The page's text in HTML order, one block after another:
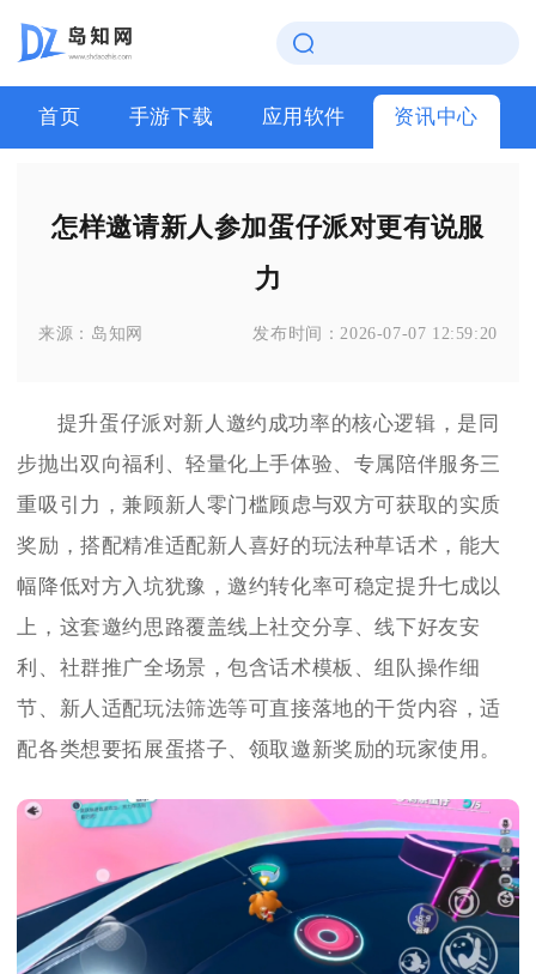
首页 手游下载 应用软件 资讯中心
怎样邀请新人参加蛋仔派对更有说服
力
来源： 岛知网 发布时间： 2026-07-07 12:59:20
提升蛋仔派对新人邀约成功率的核心逻辑，是同
步抛出双向福利、轻量化上手体验、专属陪伴服务三
重吸引力，兼顾新人零门槛顾虑与双方可获取的实质
奖励，搭配精准适配新人喜好的玩法种草话术，能大
幅降低对方入坑犹豫，邀约转化率可稳定提升七成以
上，这套邀约思路覆盖线上社交分享、线下好友安
利、社群推广全场景，包含话术模板、组队操作细
节、新人适配玩法筛选等可直接落地的干货内容，适
配各类想要拓展蛋搭子、领取邀新奖励的玩家使用。